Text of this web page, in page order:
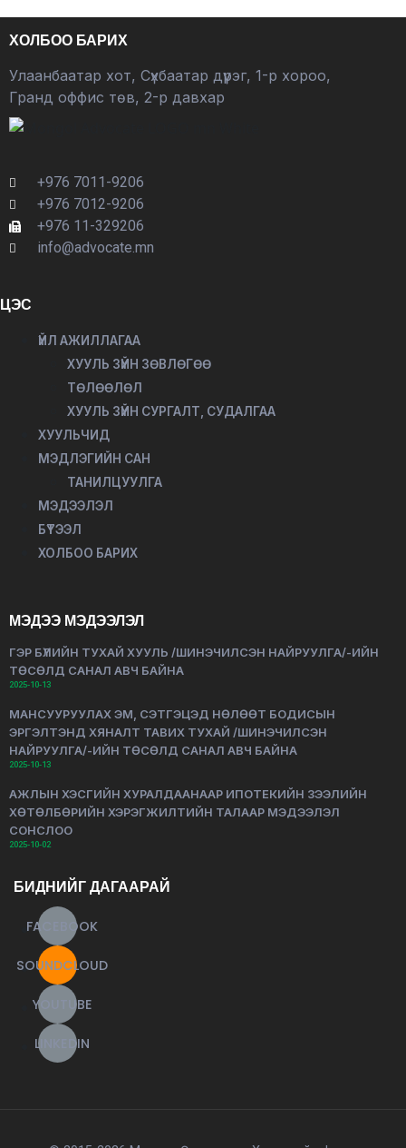
ХОЛБОО БАРИХ
Улаанбаатар хот, Сүхбаатар дүүрэг, 1-р хороо,
Гранд оффис төв, 2-р давхар
+976 7011-9206
+976 7012-9206
+976 11-329206
info@advocate.mn
ЦЭС
ҮЙЛ АЖИЛЛАГАА
ХУУЛЬ ЗҮЙН ЗӨВЛӨГӨӨ
ТӨЛӨӨЛӨЛ
ХУУЛЬ ЗҮЙН СУРГАЛТ, СУДАЛГАА
ХУУЛЬЧИД
МЭДЛЭГИЙН САН
ТАНИЛЦУУЛГА
МЭДЭЭЛЭЛ
БҮТЭЭЛ
ХОЛБОО БАРИХ
МЭДЭЭ МЭДЭЭЛЭЛ
ГЭР БҮЛИЙН ТУХАЙ ХУУЛЬ /ШИНЭЧИЛСЭН НАЙРУУЛГА/-ИЙН
ТӨСӨЛД САНАЛ АВЧ БАЙНА
2025-10-13
МАНСУУРУУЛАХ ЭМ, СЭТГЭЦЭД НӨЛӨӨТ БОДИСЫН
ЭРГЭЛТЭНД ХЯНАЛТ ТАВИХ ТУХАЙ /ШИНЭЧИЛСЭН
НАЙРУУЛГА/-ИЙН ТӨСӨЛД САНАЛ АВЧ БАЙНА
2025-10-13
АЖЛЫН ХЭСГИЙН ХУРАЛДААНААР ИПОТЕКИЙН ЗЭЭЛИЙН
ХӨТӨЛБӨРИЙН ХЭРЭГЖИЛТИЙН ТАЛААР МЭДЭЭЛЭЛ
СОНСЛОО
2025-10-02
БИДНИЙГ ДАГААРАЙ
FACEBOOK
SOUNDCLOUD
YOUTUBE
LINKEDIN